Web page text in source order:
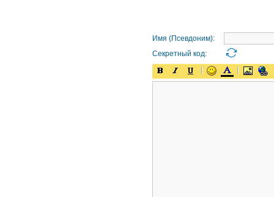
Имя (Псевдоним):
Секретный код: